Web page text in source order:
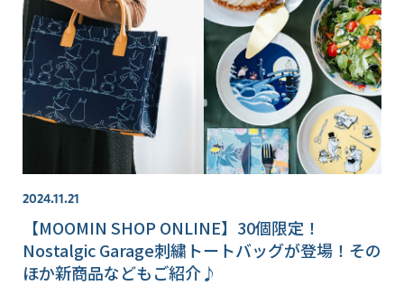
2024.11.21
【MOOMIN SHOP ONLINE】30個限定！
Nostalgic Garage刺繍トートバッグが登場！その
ほか新商品などもご紹介♪